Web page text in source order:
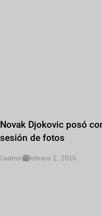
Novak Djokovic posó
sesión de fotos
admin febrero 2, 2015